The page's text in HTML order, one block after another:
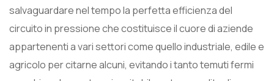
salvaguardare nel tempo la perfetta efficienza del
circuito in pressione che costituisce il cuore di aziende
appartenenti a vari settori come quello industriale, edile e
agricolo per citarne alcuni, evitando i tanto temuti fermi